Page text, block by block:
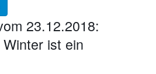
23.12.2018:
ist ein